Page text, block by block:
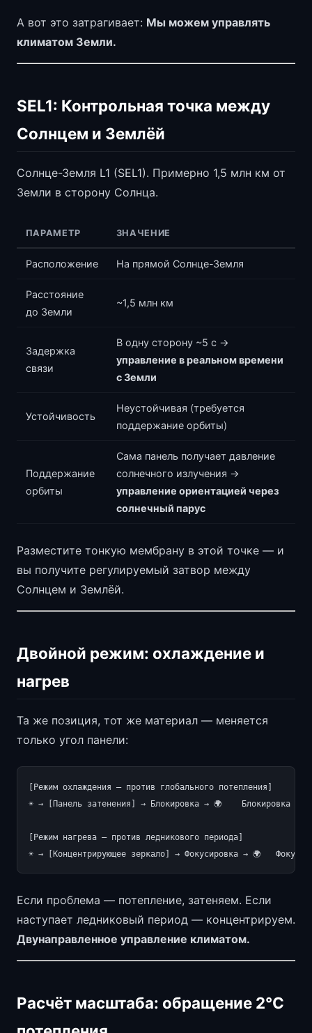
А вот это затрагивает: Мы можем управлять
климатом Земли.
SEL1: Контрольная точка между
Солнцем и Землёй
Солнце-Земля L1 (SEL1). Примерно 1,5 млн км от
Земли в сторону Солнца.
ПАРАМЕТР ЗНАЧЕНИЕ
Расположение На прямой Солнце-Земля
Расстояние
до Земли
~1,5 млн км
Задержка
связи
В одну сторону ~5 с →
управление в реальном времени
с Земли
Устойчивость
Неустойчивая (требуется
поддержание орбиты)
Поддержание
орбиты
Сама панель получает давление
солнечного излучения →
управление ориентацией через
солнечный парус
Разместите тонкую мембрану в этой точке — и
вы получите регулируемый затвор между
Солнцем и Землёй.
Двойной режим: охлаждение и
нагрев
Та же позиция, тот же материал — меняется
только угол панели:
[Режим охлаждения — против глобального потепления]
☀️ → [Панель затенения] → Блокировка → 🌍    Блокировка
[Режим нагрева — против ледникового периода]
Если проблема — потепление, затеняем. Если
наступает ледниковый период — концентрируем.
Двунаправленное управление климатом.
Расчёт масштаба: обращение 2°C